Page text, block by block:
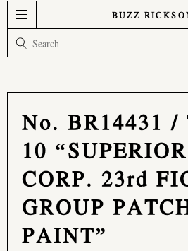
BUZZ
No. BR14431 /
10
CORP. 23rd
GROUP
PAINT”